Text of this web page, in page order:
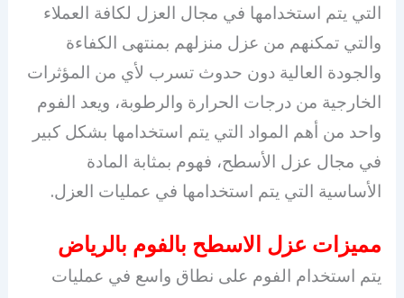
التي يتم استخدامها في مجال العزل لكافة العملاء
والتي تمكنهم من عزل منزلهم بمنتهى الكفاءة
والجودة العالية دون حدوث تسرب لأي من المؤثرات
الخارجية من درجات الحرارة والرطوبة، ويعد الفوم
واحد من أهم المواد التي يتم استخدامها بشكل كبير
في مجال عزل الأسطح، فهوم بمثابة المادة
الأساسية التي يتم استخدامها في عمليات العزل.
مميزات عزل الاسطح بالفوم بالرياض
يتم استخدام الفوم على نطاق واسع في عمليات